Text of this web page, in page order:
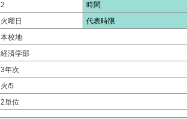
2 時間
火曜日 代表時限
本校地
経済学部
3年次
火/5
2単位